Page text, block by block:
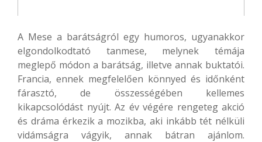
A Mese a barátságról egy humoros, ugyanakkor
elgondolkodtató tanmese, melynek témája
meglepő módon a barátság, illetve annak buktatói.
Francia, ennek megfelelően könnyed és időnként
fárasztó, de összességében kellemes
kikapcsolódást nyújt. Az év végére rengeteg akció
és dráma érkezik a mozikba, aki inkább tét nélküli
vidámságra vágyik, annak bátran ajánlom.